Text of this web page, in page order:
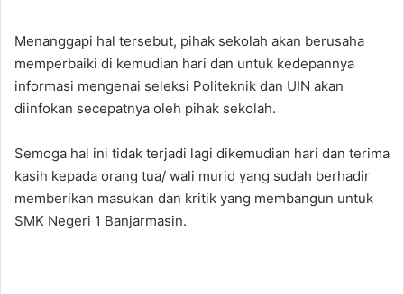
Menanggapi hal tersebut, pihak sekolah akan berusaha
memperbaiki di kemudian hari dan untuk kedepannya
informasi mengenai seleksi Politeknik dan UIN akan
diinfokan secepatnya oleh pihak sekolah.
Semoga hal ini tidak terjadi lagi dikemudian hari dan terima
kasih kepada orang tua/ wali murid yang sudah berhadir
memberikan masukan dan kritik yang membangun untuk
SMK Negeri 1 Banjarmasin.